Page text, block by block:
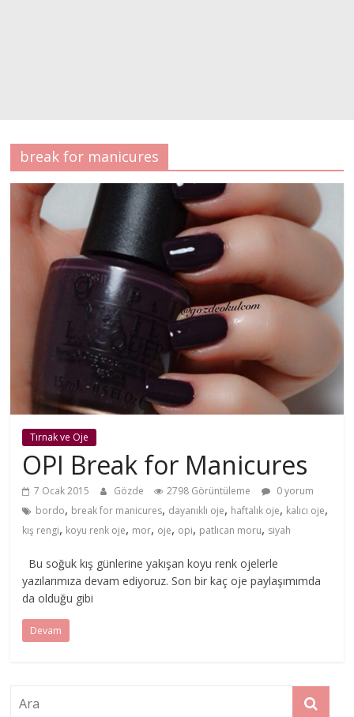
break for manicures
Tırnak ve Oje
OPI Break for Manicures
7 Ocak 2015 Gözde 2798 Görüntüleme
0 yorum
bordo, break for manicures, dayanıklı oje, haftalık oje, kalıcı oje,
kış rengi, koyu renk oje, mor, oje, opi, patlıcan moru, siyah
Bu soğuk kış günlerine yakışan koyu renk ojelerle
yazılarımıza devam ediyoruz. Son bir kaç oje paylaşımımda
da olduğu gibi
Devam